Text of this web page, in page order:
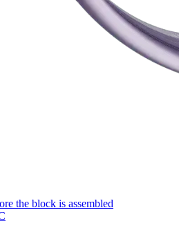
the block is assembled